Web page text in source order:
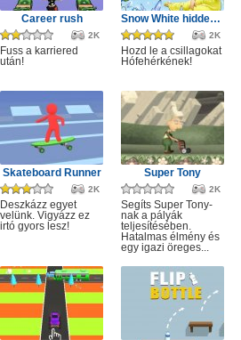
Career rush
2K
Fuss a karriered
után!
Snow White hidden stars
2K
Hozd le a csillagokat
Hófehérkének!
Skateboard Runner
2K
Deszkázz egyet
velünk. Vigyázz ez
irtó gyors lesz!
Super Tony
2K
Segíts Super Tony-
nak a pályák
teljesítésében.
Hatalmas élmény és
egy igazi öreges...